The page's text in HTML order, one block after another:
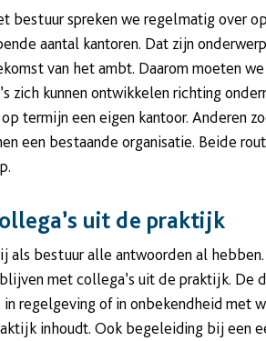
bestuur spreken we regelmatig over
aantal kantoren. Dat zijn
van het ambt. Daarom moeten
zich kunnen ontwikkelen richting
termijn een eigen kantoor. Anderen
een bestaande organisatie. Beide
uit de praktijk
als bestuur alle antwoorden al
met collega’s uit de praktijk. De
in regelgeving of in onbekendheid met
inhoudt. Ook begeleiding bij een